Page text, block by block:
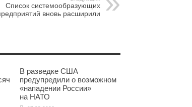
Список системообразующих
вновь расширили
В разведке США
предупредили о возможном
«нападении России»
на НАТО